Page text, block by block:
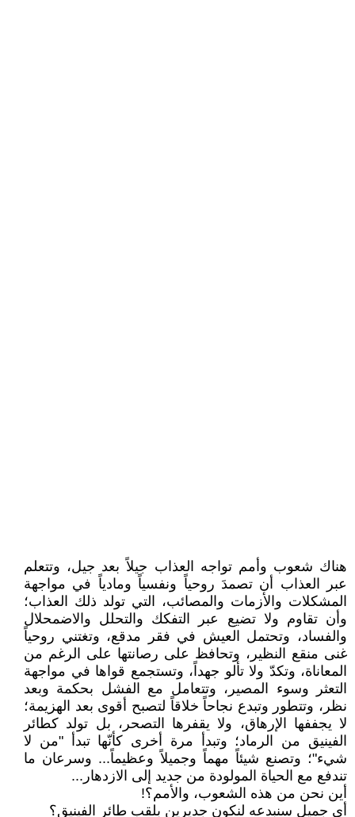
هناك شعوب وأمم تواجه العذاب جيلاً بعد جيل، وتتعلم
عبر العذاب أن تصمدَ روحياً ونفسياً ومادياً في مواجهة
المشكلات والأزمات والمصائب، التي تولد ذلك العذاب؛
وأن تقاوم ولا تضيع عبر التفكك والتحلل والاضمحلال
والفساد، وتحتمل العيش في فقر مدقع، وتغتني روحياً
غنى منقع النظير، وتحافظ على رصانتها على الرغم من
المعاناة، وتكدّ ولا تألو جهداً، وتستجمع قواها في مواجهة
التعثر وسوء المصير، وتتعامل مع الفشل بحكمة وبعد
نظر، وتتطور وتبدع نجاحاً خلاقاً لتصبح أقوى بعد الهزيمة؛
لا يجففها الإرهاق، ولا يقفرها التصحر، بل تولد كطائر
الفينيق من الرماد؛ وتبدأ مرة أخرى كأنّها تبدأ "من لا
شيء"؛ وتصنع شيئاً مهماً وجميلاً وعظيماً... وسرعان ما
تندفع مع الحياة المولودة من جديد إلى الازدهار...
أين نحن من هذه الشعوب، والأمم؟!
أي جميل سنبدعه لنكون جديرين بلقب طائر الفينيق؟